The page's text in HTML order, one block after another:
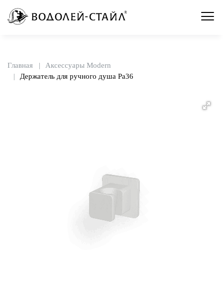
Главная
Аксессуары Modern
Держатель для ручного душа Pa36